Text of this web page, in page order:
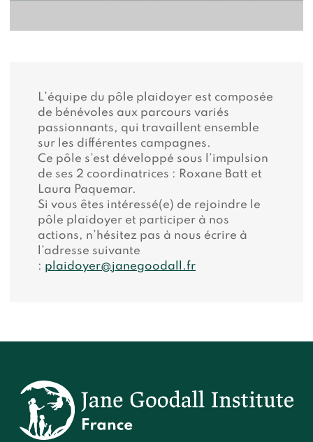
L’équipe du pôle plaidoyer est composée
de bénévoles aux parcours variés
passionnants, qui travaillent ensemble
sur les différentes campagnes.
Ce pôle s’est développé sous l’impulsion
de ses 2 coordinatrices : Roxane Batt et
Laura Paquemar.
Si vous êtes intéressé(e) de rejoindre le
pôle plaidoyer et participer à nos
actions, n’hésitez pas à nous écrire à
l’adresse suivante
: plaidoyer@janegoodall.fr